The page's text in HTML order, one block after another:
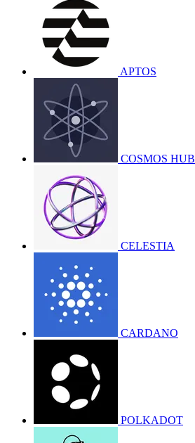
APTOS
COSMOS HUB
CELESTIA
CARDANO
POLKADOT